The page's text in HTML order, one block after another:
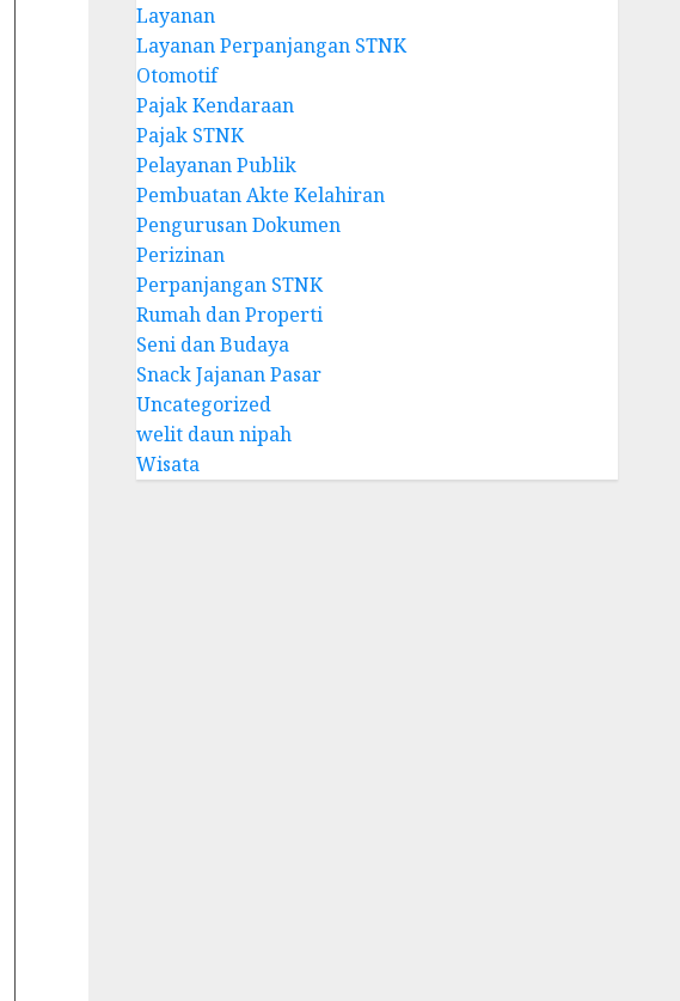
Layanan
Layanan Perpanjangan STNK
Otomotif
Pajak Kendaraan
Pajak STNK
Pelayanan Publik
Pembuatan Akte Kelahiran
Pengurusan Dokumen
Perizinan
Perpanjangan STNK
Rumah dan Properti
Seni dan Budaya
Snack Jajanan Pasar
Uncategorized
welit daun nipah
Wisata